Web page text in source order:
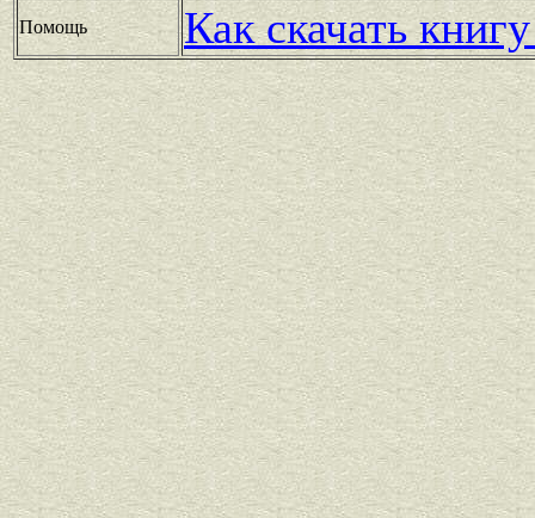
Помощь Как скачать